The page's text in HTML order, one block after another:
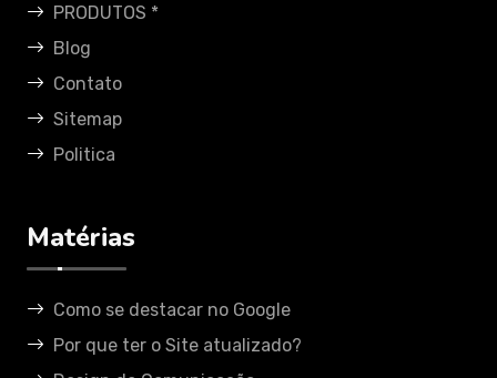
PRODUTOS *
Blog
Contato
Sitemap
Politica
Matérias
Como se destacar no Google
Por que ter o Site atualizado?